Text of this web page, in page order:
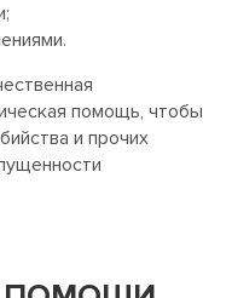
помощь, чтобы
и прочих